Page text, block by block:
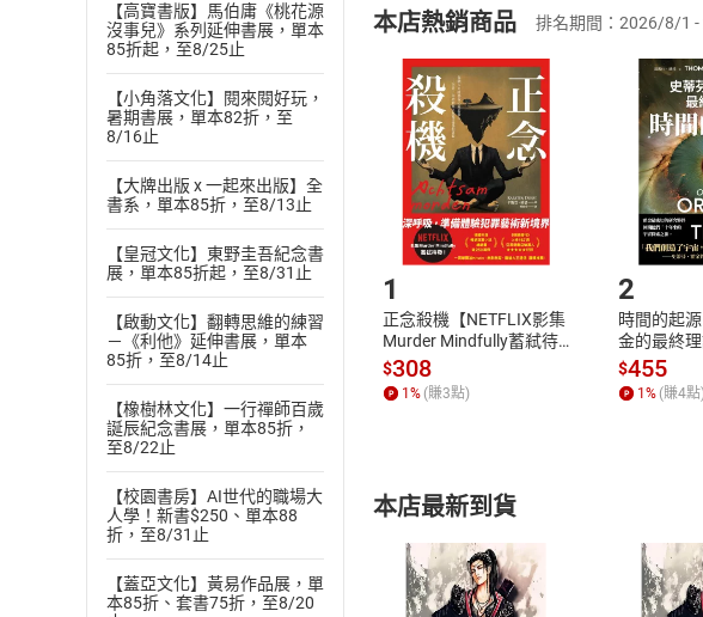
【高寶書版】馬伯庸《桃花源
沒事兒》系列延伸書展，單本
85折起，至8/25止
【小角落文化】閱來閱好玩，
暑期書展，單本82折，至
8/16止
【大牌出版 x 一起來出版】全
書系，單本85折，至8/13止
【皇冠文化】東野圭吾紀念書
展，單本85折起，至8/31止
【啟動文化】翻轉思維的練習
－《利他》延伸書展，單本
85折，至8/14止
【橡樹林文化】一行禪師百歲
誕辰紀念書展，單本85折，
至8/22止
【校園書房】AI世代的職場大
人學！新書$250、單本88
折，至8/31止
【蓋亞文化】黃易作品展，單
本85折、套書75折，至8/20
(二)消費者訂購本店鋪之商品
且已下載/存取電子書，不得請求
退貨方式：您欲取消訂單或辦理
貨」，本店鋪將依您的申請進行
請注意，樂天市場須以整筆訂單
挑選商品
Choose
購書後，如何開始使用？
Step1.選擇閱讀載具
本店熱銷商品 排名期間：2026/8/1
1
正念殺機【NETFLIX影集
Murder Mindfully蓄弒待
發】【電子書】
$308
1 % (賺3點)
2
時間的起
金的最終理
$455
1 % (賺4點
本店最新到貨